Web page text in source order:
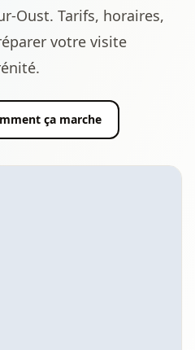
Oust. Tarifs, horaires,
votre visite
ça marche